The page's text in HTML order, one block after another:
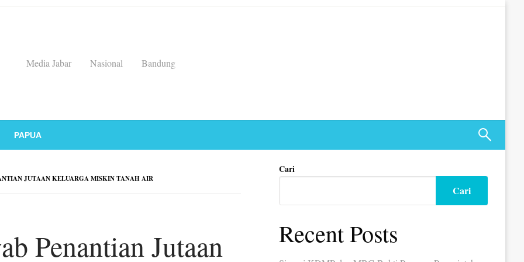
Media Jabar
Nasional Bandung
PAPUA
JUTAAN KELUARGA MISKIN TANAH AIR
Penantian Jutaan
Cari
Cari
Recent Posts